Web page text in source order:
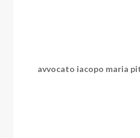
avvocato iacopo maria